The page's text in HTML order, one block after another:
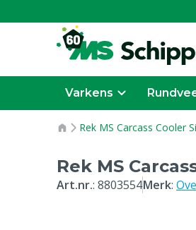
Varkens
Rek MS Carcass Cooler
Rek MS
Art.nr.: 8803554Merk: